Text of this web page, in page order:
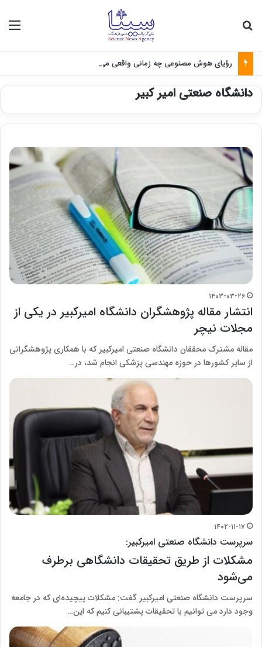
رؤیای هوش مصنوعی چه زمانی واقعی می‌شود؟
دانشگاه صنعتی امیر کبیر
۱۴۰۳-۰۳-۲۶
انتشار مقاله پژوهشگران دانشگاه امیرکبیر در یکی از
مجلات نیچر
مقاله مشترک محققان دانشگاه صنعتی امیرکبیر که با همکاری پژوهشگرانی
از سایر کشورها در حوزه مهندسی پزشکی انجام شد، در…
۱۴۰۲-۱۱-۱۷
سرپرست دانشگاه صنعتی امیرکبیر:
مشکلات از طریق تحقیقات دانشگاهی برطرف
می‌شود
سرپرست دانشگاه صنعتی امیرکبیر گفت: مشکلات پیچیده‌‌ای که در جامعه
وجود دارد می توانیم با تحقیقات پشتیبانی کنیم که این…